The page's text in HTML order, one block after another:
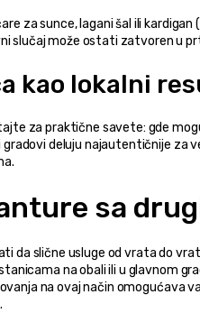
za sunce, lagani šal ili
slučaj može ostati zatvoren u
kao lokalni
za praktične savete: gde
deluju najautentičnije za
sa
da slične usluge od vrata do
na obali ili u glavnom
na ovaj način omogućava